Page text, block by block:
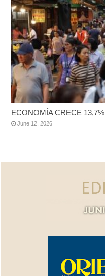
ECONOMÍA CRECE 13,7%
June 12, 2026